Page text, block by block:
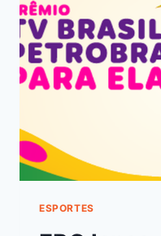
ESPORTES